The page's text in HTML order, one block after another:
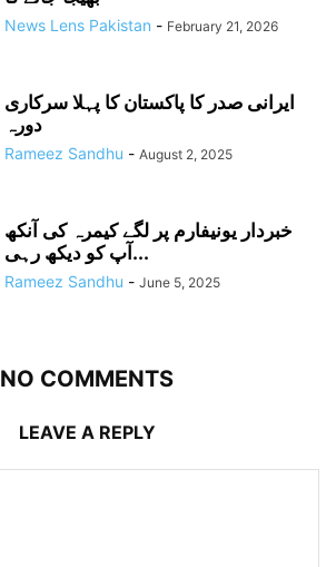
News Lens Pakistan - February 21, 2026
ایرانی صدر کا پاکستان کا پہلا سرکاری
دورہ
Rameez Sandhu - August 2, 2025
خبردار یونیفارم پر لگے کیمرہ کی آنکھ
آپ کو دیکھ رہی...
Rameez Sandhu - June 5, 2025
NO COMMENTS
LEAVE A REPLY